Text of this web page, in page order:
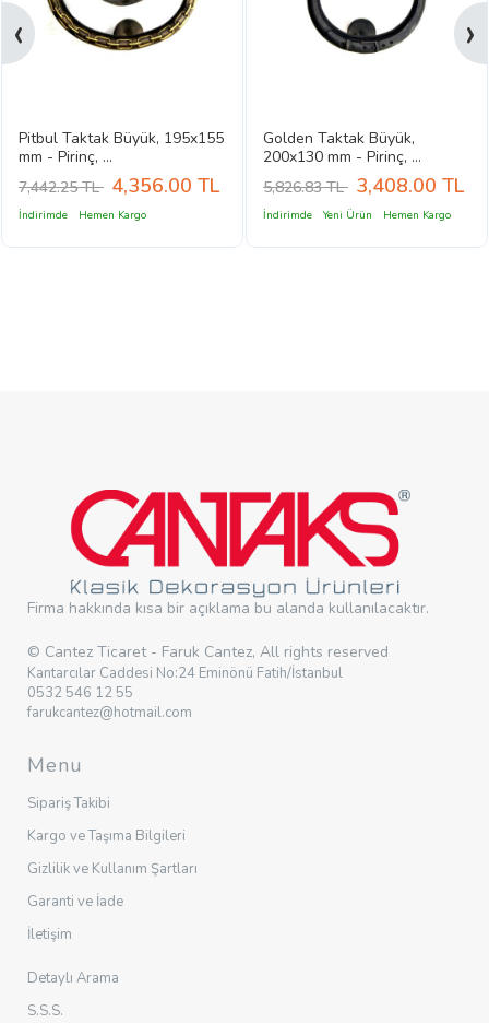
Pitbul Taktak Büyük, 195x155
mm - Pirinç, ...
7,442.25 TL 4,356.00 TL
İndirimde Hemen Kargo
Golden Taktak Büyük,
200x130 mm - Pirinç, ...
5,826.83 TL 3,408.00 TL
İndirimde Yeni Ürün Hemen Kargo
‹ ›
Firma hakkında kısa bir açıklama bu alanda kullanılacaktır.
© Cantez Ticaret - Faruk Cantez, All rights reserved
Kantarcılar Caddesi No:24 Eminönü Fatih/İstanbul
0532 546 12 55
farukcantez@hotmail.com
Menu
Sipariş Takibi
Kargo ve Taşıma Bilgileri
Gizlilik ve Kullanım Şartları
Garanti ve İade
İletişim
Detaylı Arama
S.S.S.